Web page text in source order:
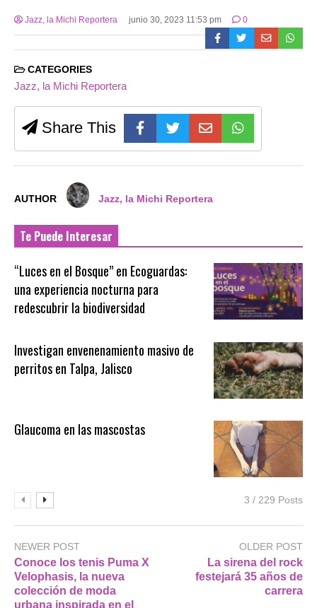
Jazz, la Michi Reportera junio 30, 2023 11:53 pm 0
CATEGORIES
Jazz, la Michi Reportera
Share This
AUTHOR Jazz, la Michi Reportera
Te Puede Interesar
“Luces en el Bosque” en Ecoguardas:
una experiencia nocturna para
redescubrir la biodiversidad
Investigan envenenamiento masivo de
perritos en Talpa, Jalisco
Glaucoma en las mascostas
3 / 229 Posts
NEWER POST
Conoce los tenis Puma X
Velophasis, la nueva
colección de moda
urbana inspirada en el
OLDER POST
La sirena del rock
festejará 35 años de
carrera